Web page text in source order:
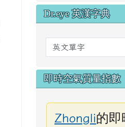
Dr.eye 英漢字典
英文單字
即時空氣質量指數
Zhongli的